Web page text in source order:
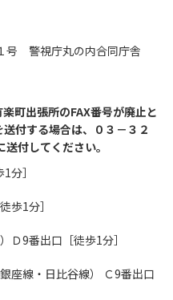
号 警視庁丸の内合同庁舎
町出張所のFAX番号が廃止と
付する場合は、０３－３２
付してください。
分］
歩1分］
Ｄ9番出口［徒歩1分］
座線・日比谷線） Ｃ9番出口